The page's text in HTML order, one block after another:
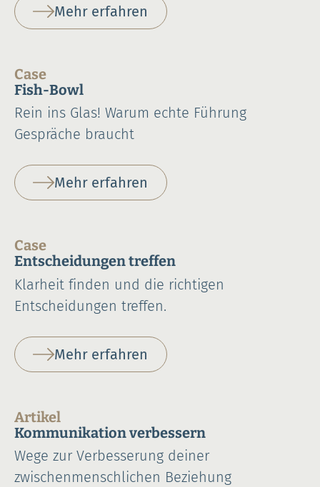
Mehr erfahren
Case
Fish-Bowl
Rein ins Glas! Warum echte Führung
Gespräche braucht
Mehr erfahren
Case
Entscheidungen treffen
Klarheit finden und die richtigen
Entscheidungen treffen.
Mehr erfahren
Artikel
Kommunikation verbessern
Wege zur Verbesserung deiner
zwischenmenschlichen Beziehung